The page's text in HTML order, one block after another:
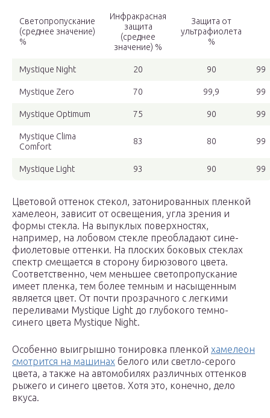
Светопропускание
(среднее значение)
%
Инфракрасная
защита
(среднее
значение) %
Защита от
ультрафиолета
%
Mystique Night 20 90 99
Mystique Zero 70 99,9 99
Mystique Optimum 75 90 99
Mystique Clima
Comfort
83 80 99
Mystique Light 93 90 99
Цветовой оттенок стекол, затонированных пленкой
хамелеон, зависит от освещения, угла зрения и
формы стекла. На выпуклых поверхностях,
например, на лобовом стекле преобладают сине-
фиолетовые оттенки. На плоских боковых стеклах
спектр смещается в сторону бирюзового цвета.
Соответственно, чем меньшее светопропускание
имеет пленка, тем более темным и насыщенным
является цвет. От почти прозрачного с легкими
переливами Mystique Light до глубокого темно-
синего цвета Mystique Night.
Особенно выигрышно тонировка пленкой хамелеон
смотрится на машинах белого или светло-серого
цвета, а также на автомобилях различных оттенков
рыжего и синего цветов. Хотя это, конечно, дело
вкуса.